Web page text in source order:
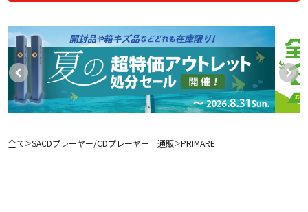
全て＞SACDプレーヤー/CDプレーヤー 通販＞PRIMARE